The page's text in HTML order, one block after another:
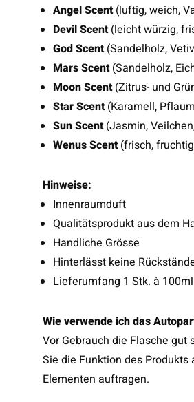
Angel Scent(luftig, weich,
Devil Scent(leicht würzig,
God Scent(Sandelholz,
Mars Scent(Sandelholz,
Moon Scent(Zitrus- und
Star Scent(Karamell,
Sun Scent(Jasmin,
Wenus Scent(frisch,
Hinweise:
Innenraumduft
Qualitätsprodukt aus dem
Handliche Grösse
Hinterlässt keine
Lieferumfang 1 Stk. à 100ml
Wie verwende ich das
Vor Gebrauch die Flasche
Sie die Funktion des
Elementen auftragen.